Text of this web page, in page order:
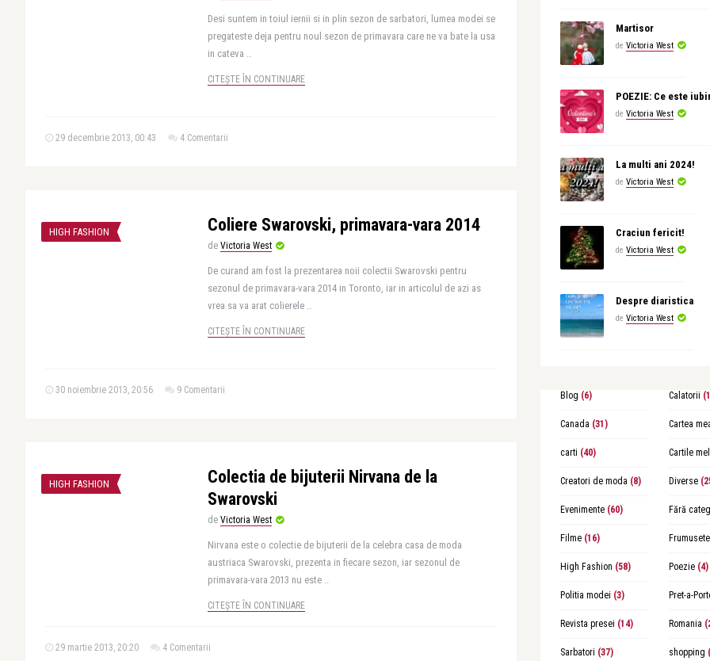
Desi suntem in toiul iernii si in plin sezon de sarbatori, lumea modei se
pregateste deja pentru noul sezon de primavara care ne va bate la usa
in cateva ..
CITEȘTE ÎN CONTINUARE
29 decembrie 2013, 00:43 4 Comentarii
HIGH FASHION Coliere Swarovski, primavara-vara 2014
de Victoria West
De curand am fost la prezentarea noii colectii Swarovski pentru
sezonul de primavara-vara 2014 in Toronto, iar in articolul de azi as
vrea sa va arat colierele ..
CITEȘTE ÎN CONTINUARE
30 noiembrie 2013, 20:56 9 Comentarii
HIGH FASHION
Colectia de bijuterii Nirvana de la
Swarovski
de Victoria West
Nirvana este o colectie de bijuterii de la celebra casa de moda
austriaca Swarovski, prezenta in fiecare sezon, iar sezonul de
primavara-vara 2013 nu este ..
CITEȘTE ÎN CONTINUARE
29 martie 2013, 20:20 4 Comentarii
Martisor
de Victoria West
POEZIE: Ce este
de Victoria West
La multi ani 2024!
de Victoria West
Craciun fericit!
de Victoria West
Despre diaristica
de Victoria West
Blog (6) Calatorii
Canada (31) Cartea
carti (40) Cartile
Creatori de moda (8) Diverse
Evenimente (60) Fără
Filme (16) Frumusete
High Fashion (58) Poezie (4)
Politia modei (3) Pret-a-
Revista presei (14) Romania
Sarbatori (37) shopping